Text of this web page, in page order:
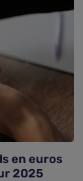
en euros
2025